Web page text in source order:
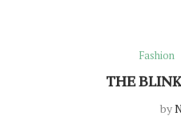
Fashion
THE
by